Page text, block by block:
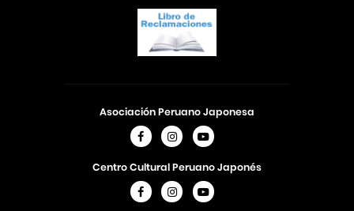
Asociación Peruano Japonesa
Centro Cultural Peruano Japonés